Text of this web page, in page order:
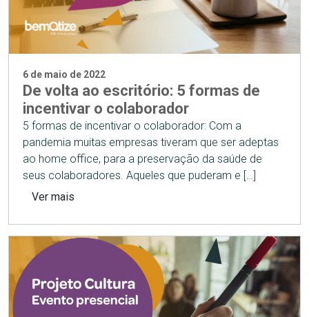
6 de maio de 2022
De volta ao escritório: 5 formas de
incentivar o colaborador
5 formas de incentivar o colaborador: Com a
pandemia muitas empresas tiveram que ser adeptas
ao home office, para a preservação da saúde de
seus colaboradores. Aqueles que puderam e […]
Ver mais